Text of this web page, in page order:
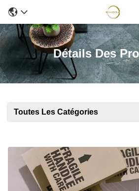
Détails Des
Toutes Les Catégories